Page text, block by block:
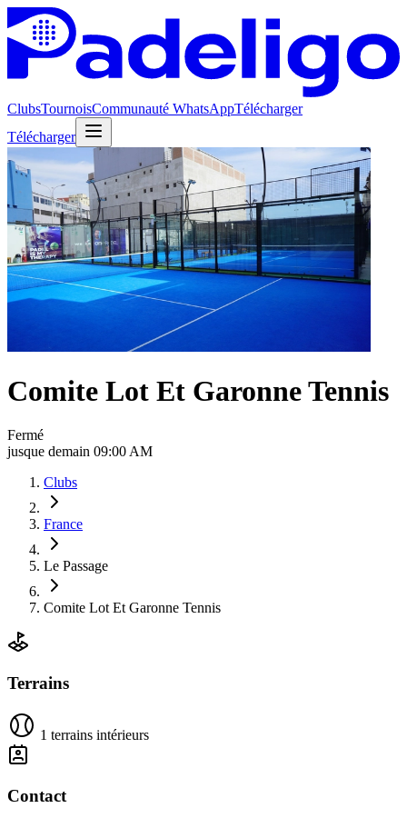
ClubsTournoisCommunauté WhatsAppTélécharger
Télécharger
Comite Lot Et Garonne Tennis
Fermé
jusque demain 09:00 AM
Clubs
France
Le Passage
Comite Lot Et Garonne Tennis
Terrains
1 terrains intérieurs
Contact